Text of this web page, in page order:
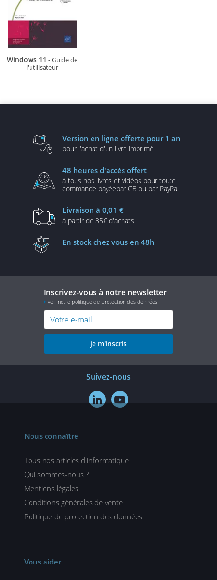
Windows 11 - Guide de
l'utilisateur
Version en ligne offerte pour 1 an
pour l'achat d'un livre imprimé
48 heures d'accès offert
à tous nos livres et vidéos pour toute
commande payéepar CB ou par PayPal
Livraison à 0,01 €
à partir de 35€ d'achats
En stock chez vous en 48h
Inscrivez-vous à notre newsletter
voir notre politique de protection des données
je m'inscris
Suivez-nous
 
Nous connaître
Tous nos articles d'informatique
Qui sommes-nous ?
Mentions légales
Conditions générales de vente
Politique de protection des données
Vous aider